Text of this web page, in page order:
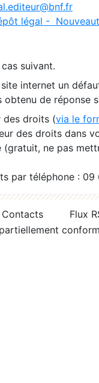
légal -
suivant.
internet un
obtenu de réponse
des droits (via le
des droits dans
ne pas
par téléphone :
Contacts
Flux